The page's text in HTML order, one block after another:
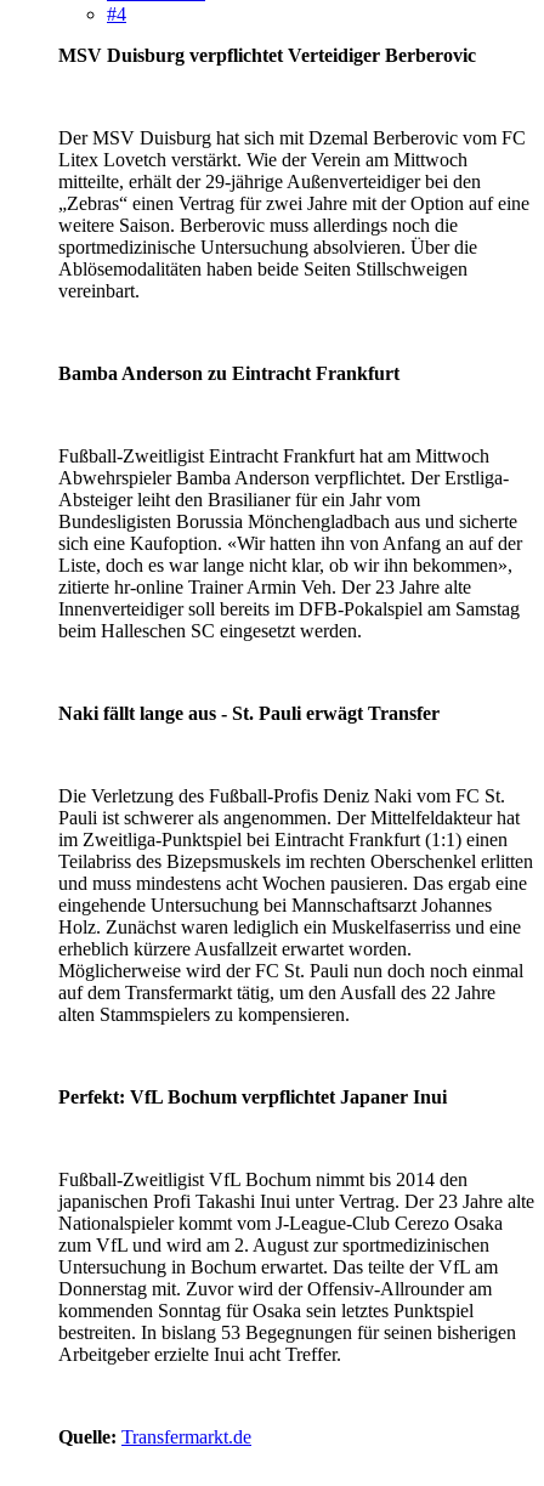
#4
MSV Duisburg verpflichtet Verteidiger Berberovic
Der MSV Duisburg hat sich mit Dzemal Berberovic vom FC
Litex Lovetch verstärkt. Wie der Verein am Mittwoch
mitteilte, erhält der 29-jährige Außenverteidiger bei den
„Zebras“ einen Vertrag für zwei Jahre mit der Option auf eine
weitere Saison. Berberovic muss allerdings noch die
sportmedizinische Untersuchung absolvieren. Über die
Ablösemodalitäten haben beide Seiten Stillschweigen
vereinbart.
Bamba Anderson zu Eintracht Frankfurt
Fußball-Zweitligist Eintracht Frankfurt hat am Mittwoch
Abwehrspieler Bamba Anderson verpflichtet. Der Erstliga-
Absteiger leiht den Brasilianer für ein Jahr vom
Bundesligisten Borussia Mönchengladbach aus und sicherte
sich eine Kaufoption. «Wir hatten ihn von Anfang an auf der
Liste, doch es war lange nicht klar, ob wir ihn bekommen»,
zitierte hr-online Trainer Armin Veh. Der 23 Jahre alte
Innenverteidiger soll bereits im DFB-Pokalspiel am Samstag
beim Halleschen SC eingesetzt werden.
Naki fällt lange aus - St. Pauli erwägt Transfer
Die Verletzung des Fußball-Profis Deniz Naki vom FC St.
Pauli ist schwerer als angenommen. Der Mittelfeldakteur hat
im Zweitliga-Punktspiel bei Eintracht Frankfurt (1:1) einen
Teilabriss des Bizepsmuskels im rechten Oberschenkel erlitten
und muss mindestens acht Wochen pausieren. Das ergab eine
eingehende Untersuchung bei Mannschaftsarzt Johannes
Holz. Zunächst waren lediglich ein Muskelfaserriss und eine
erheblich kürzere Ausfallzeit erwartet worden.
Möglicherweise wird der FC St. Pauli nun doch noch einmal
auf dem Transfermarkt tätig, um den Ausfall des 22 Jahre
alten Stammspielers zu kompensieren.
Perfekt: VfL Bochum verpflichtet Japaner Inui
Fußball-Zweitligist VfL Bochum nimmt bis 2014 den
japanischen Profi Takashi Inui unter Vertrag. Der 23 Jahre alte
Nationalspieler kommt vom J-League-Club Cerezo Osaka
zum VfL und wird am 2. August zur sportmedizinischen
Untersuchung in Bochum erwartet. Das teilte der VfL am
Donnerstag mit. Zuvor wird der Offensiv-Allrounder am
kommenden Sonntag für Osaka sein letztes Punktspiel
bestreiten. In bislang 53 Begegnungen für seinen bisherigen
Arbeitgeber erzielte Inui acht Treffer.
Quelle: Transfermarkt.de